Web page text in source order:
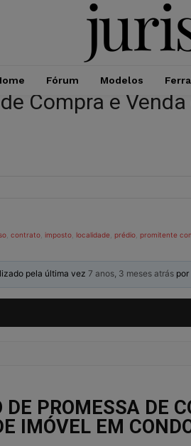
Fórum Modelos
Compra e
contrato imposto localidade prédio promitente
pela última vez7 anos, 3 meses atrás por
DE PROMESSA DE
IMÓVEL EM